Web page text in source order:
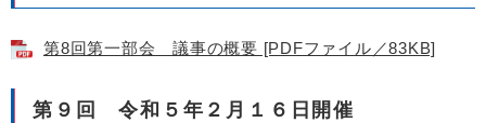
第8回第一部会 議事の概要 [PDFファイル／83KB]
第９回 令和５年２月１６日開催